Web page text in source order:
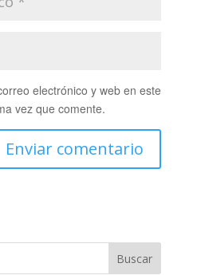
electrónico y web en este
vez que comente.